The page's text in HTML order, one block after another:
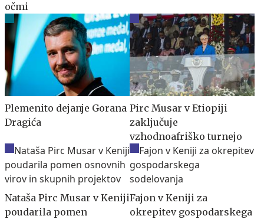
očmi
Plemenito dejanje Gorana
Dragića
Pirc Musar v Etiopiji
zaključuje
vzhodnoafriško turnejo
Nataša Pirc Musar v Keniji
poudarila pomen
Fajon v Keniji za
okrepitev gospodarskega